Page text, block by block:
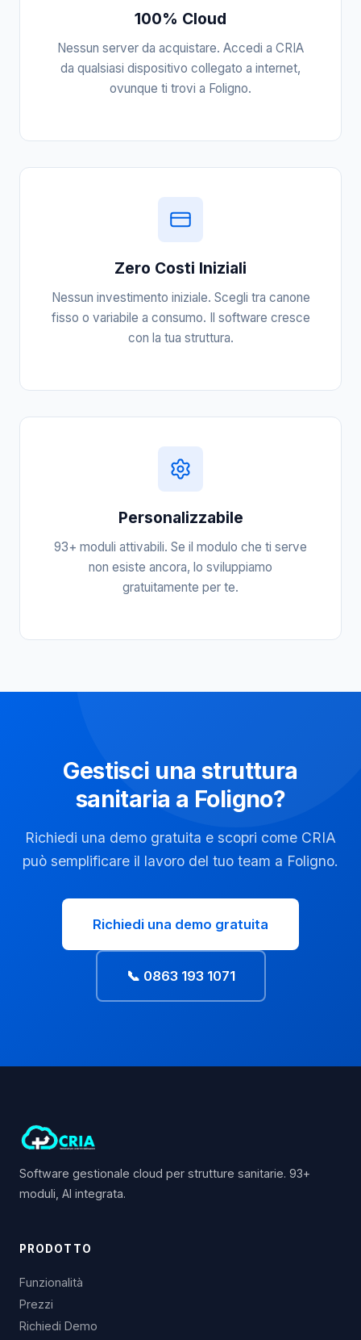
100% Cloud
Nessun server da acquistare. Accedi a CRIA
da qualsiasi dispositivo collegato a internet,
ovunque ti trovi a Foligno.
Zero Costi Iniziali
Nessun investimento iniziale. Scegli tra canone
fisso o variabile a consumo. Il software cresce
con la tua struttura.
Personalizzabile
93+ moduli attivabili. Se il modulo che ti serve
non esiste ancora, lo sviluppiamo
gratuitamente per te.
Gestisci una struttura
sanitaria a Foligno?
Richiedi una demo gratuita e scopri come CRIA
può semplificare il lavoro del tuo team a Foligno.
Richiedi una demo gratuita
📞 0863 193 1071
Software gestionale cloud per strutture sanitarie. 93+
moduli, AI integrata.
PRODOTTO
Funzionalità
Prezzi
Richiedi Demo